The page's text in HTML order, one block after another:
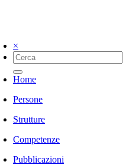
×
Home
Persone
Strutture
Competenze
Pubblicazioni